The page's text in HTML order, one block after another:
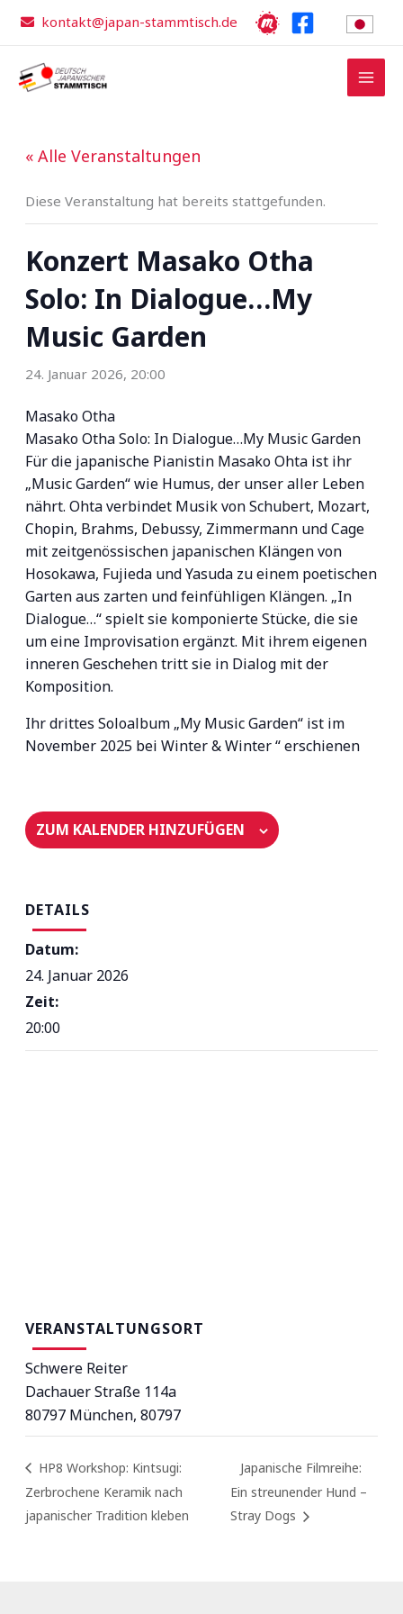
Inhalt
kontakt@japan-stammtisch.de
« Alle Veranstaltungen
Diese Veranstaltung hat bereits stattgefunden.
Konzert Masako Otha
Solo: In Dialogue…My
Music Garden
24. Januar 2026, 20:00
Masako Otha
Masako Otha Solo: In Dialogue…My Music Garden
Für die japanische Pianistin Masako Ohta ist ihr
„Music Garden“ wie Humus, der unser aller Leben
nährt. Ohta verbindet Musik von Schubert, Mozart,
Chopin, Brahms, Debussy, Zimmermann und Cage
mit zeitgenössischen japanischen Klängen von
Hosokawa, Fujieda und Yasuda zu einem poetischen
Garten aus zarten und feinfühligen Klängen. „In
Dialogue…“ spielt sie komponierte Stücke, die sie
um eine Improvisation ergänzt. Mit ihrem eigenen
inneren Geschehen tritt sie in Dialog mit der
Komposition.
Ihr drittes Soloalbum „My Music Garden“ ist im
November 2025 bei Winter & Winter “ erschienen
ZUM KALENDER HINZUFÜGEN
DETAILS
Datum:
24. Januar 2026
Zeit:
20:00
VERANSTALTUNGSORT
Schwere Reiter
Dachauer Straße 114a
80797 München, 80797
HP8 Workshop: Kintsugi:
Zerbrochene Keramik nach
japanischer Tradition kleben
Japanische Filmreihe:
Ein streunender Hund –
Stray Dogs